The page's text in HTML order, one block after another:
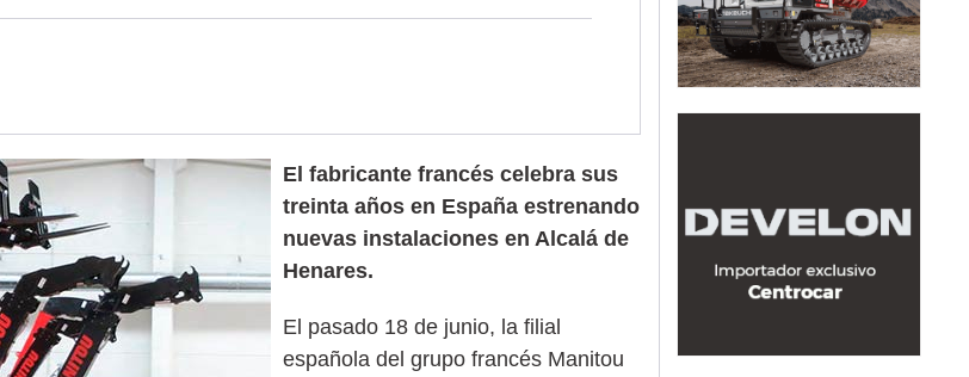
El fabricante francés celebra sus
treinta años en España estrenando
nuevas instalaciones en Alcalá de
Henares.
El pasado 18 de junio, la filial
española del grupo francés Manitou